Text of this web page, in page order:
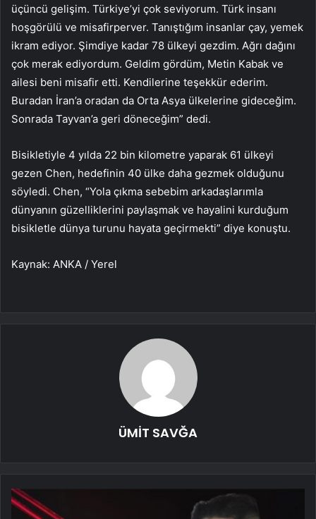
üçüncü gelişim. Türkiye’yi çok seviyorum. Türk insanı
hoşgörülü ve misafirperver. Tanıştığım insanlar çay, yemek
ikram ediyor. Şimdiye kadar 78 ülkeyi gezdim. Ağrı dağını
çok merak ediyordum. Geldim gördüm, Metin Kabak ve
ailesi beni misafir etti. Kendilerine teşekkür ederim.
Buradan İran’a oradan da Orta Asya ülkelerine gideceğim.
Sonrada Tayvan’a geri döneceğim” dedi.
Bisikletiyle 4 yılda 22 bin kilometre yaparak 61 ülkeyi
gezen Chen, hedefinin 40 ülke daha gezmek olduğunu
söyledi. Chen, “Yola çıkma sebebim arkadaşlarımla
dünyanın güzelliklerini paylaşmak ve hayalini kurduğum
bisikletle dünya turunu hayata geçirmekti” diye konuştu.
Kaynak: ANKA / Yerel
ÜMİT SAVĞA